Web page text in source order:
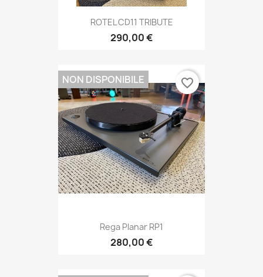
ROTEL CD11 TRIBUTE
290,00 €
Rega Planar RP1
280,00 €
NON DISPONIBILE favorite_border